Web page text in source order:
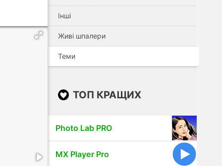
Інші
Живі шпалери
Теми
ТОП КРАЩИХ
Photo Lab PRO
MX Player Pro